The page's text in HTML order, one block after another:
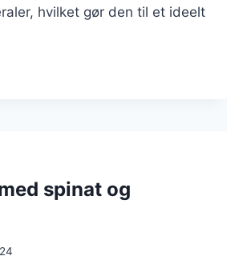
hvilket gør den til et ideelt
spinat og